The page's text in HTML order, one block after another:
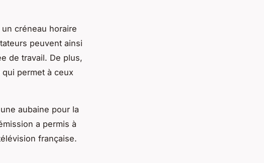
créneau horaire
peuvent ainsi
de travail. De plus,
permet à ceux
aubaine pour la
a permis à
française.